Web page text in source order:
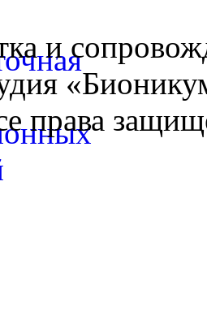
и
права